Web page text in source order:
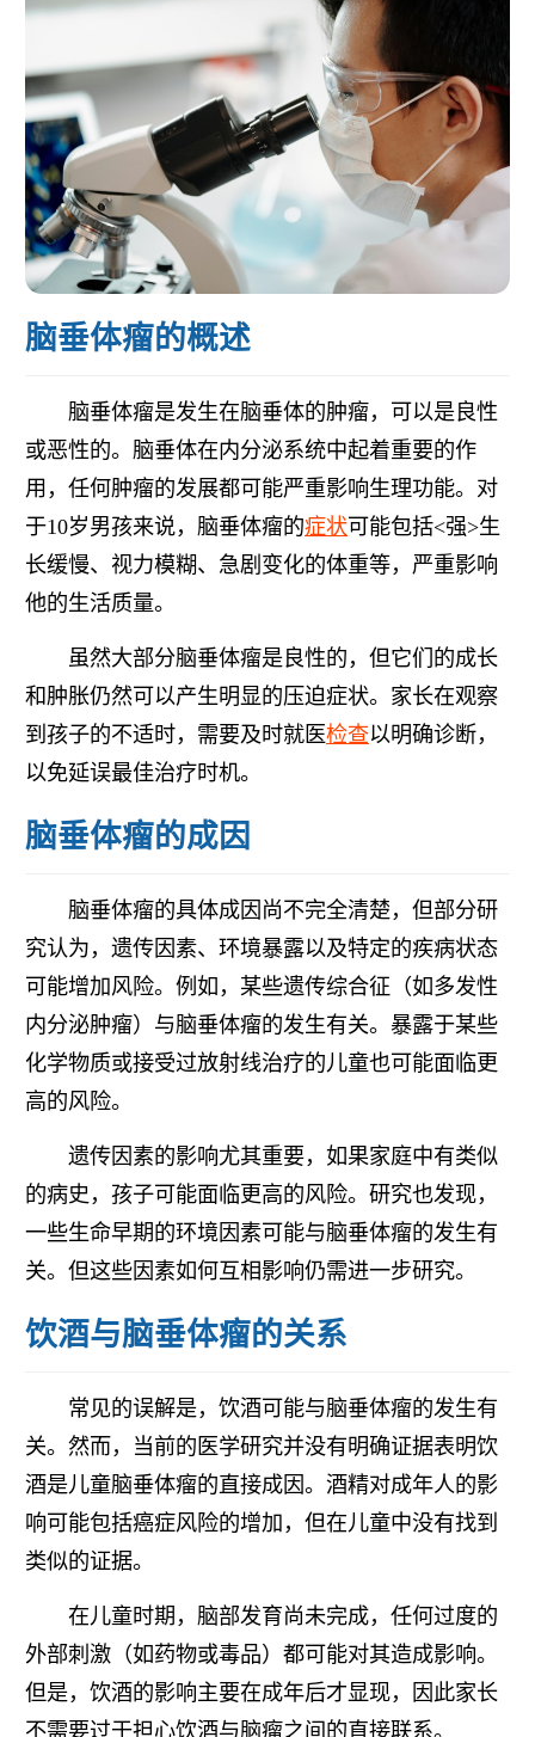
脑垂体瘤的概述
脑垂体瘤是发生在脑垂体的肿瘤，可以是良性
或恶性的。脑垂体在内分泌系统中起着重要的作
用，任何肿瘤的发展都可能严重影响生理功能。对
于10岁男孩来说，脑垂体瘤的症状可能包括<强>生
长缓慢、视力模糊、急剧变化的体重等，严重影响
他的生活质量。
虽然大部分脑垂体瘤是良性的，但它们的成长
和肿胀仍然可以产生明显的压迫症状。家长在观察
到孩子的不适时，需要及时就医检查以明确诊断，
以免延误最佳治疗时机。
脑垂体瘤的成因
脑垂体瘤的具体成因尚不完全清楚，但部分研
究认为，遗传因素、环境暴露以及特定的疾病状态
可能增加风险。例如，某些遗传综合征（如多发性
内分泌肿瘤）与脑垂体瘤的发生有关。暴露于某些
化学物质或接受过放射线治疗的儿童也可能面临更
高的风险。
遗传因素的影响尤其重要，如果家庭中有类似
的病史，孩子可能面临更高的风险。研究也发现，
一些生命早期的环境因素可能与脑垂体瘤的发生有
关。但这些因素如何互相影响仍需进一步研究。
饮酒与脑垂体瘤的关系
常见的误解是，饮酒可能与脑垂体瘤的发生有
关。然而，当前的医学研究并没有明确证据表明饮
酒是儿童脑垂体瘤的直接成因。酒精对成年人的影
响可能包括癌症风险的增加，但在儿童中没有找到
类似的证据。
在儿童时期，脑部发育尚未完成，任何过度的
外部刺激（如药物或毒品）都可能对其造成影响。
但是，饮酒的影响主要在成年后才显现，因此家长
不需要过于担心饮酒与脑瘤之间的直接联系。